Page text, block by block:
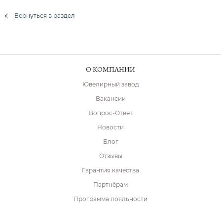
Вернуться в раздел
О КОМПАНИИ
Ювелирный завод
Вакансии
Вопрос-Ответ
Новости
Блог
Отзывы
Гарантия качества
Партнёрам
Программа лояльности